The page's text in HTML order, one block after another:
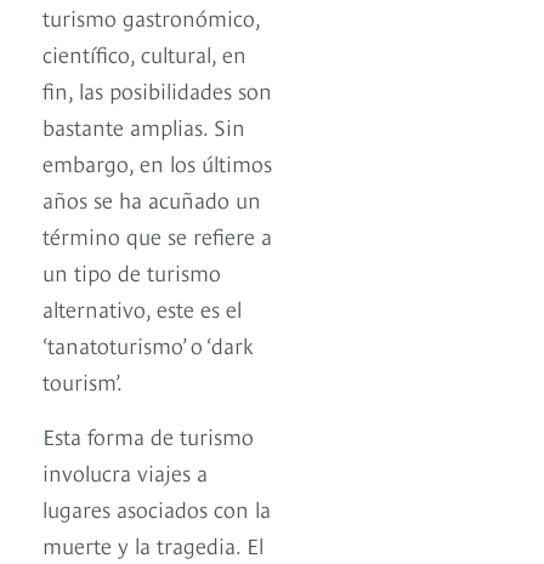
turismo gastronómico,
científico, cultural, en
fin, las posibilidades son
bastante amplias. Sin
embargo, en los últimos
años se ha acuñado un
término que se refiere a
un tipo de turismo
alternativo, este es el
‘tanatoturismo’ o ‘dark
tourism’.
Esta forma de turismo
involucra viajes a
lugares asociados con la
muerte y la tragedia. El